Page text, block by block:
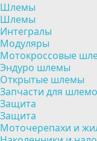
Шлемы
Шлемы
Интегралы
Модуляры
Мотокроссовые
Эндуро шлемы
Открытые шлемы
Запчасти для
Защита
Защита
Моточерепахи и